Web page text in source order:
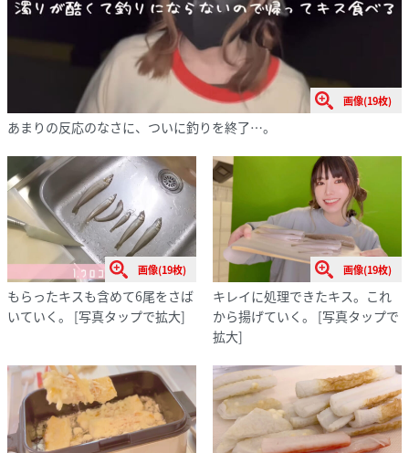
画像(19枚)
あまりの反応のなさに、ついに釣りを終了…。
画像(19枚)
もらったキスも含めて6尾をさば
いていく。
[写真タップで拡大]
画像(19枚)
キレイに処理できたキス。これ
から揚げていく。
[写真タップで
拡大]